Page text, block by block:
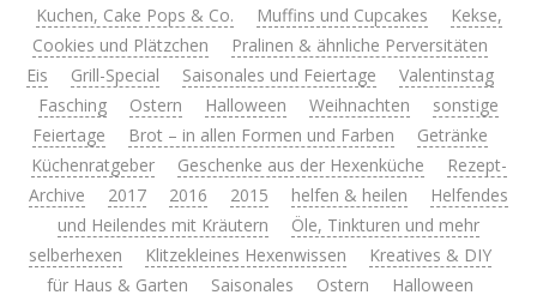
Kuchen, Cake Pops & Co.
Muffins und Cupcakes
Kekse,
Cookies und Plätzchen
Pralinen & ähnliche Perversitäten
Eis
Grill-Special Saisonales und Feiertage
Valentinstag
Fasching
Ostern Halloween Weihnachten
sonstige
Feiertage
Brot – in allen Formen und Farben
Getränke
Küchenratgeber
Geschenke aus der Hexenküche
Rezept-
Archive
2017 2016 2015 helfen & heilen
Helfendes
und Heilendes mit Kräutern
Öle, Tinkturen und mehr
selberhexen
Klitzekleines Hexenwissen
Kreatives & DIY
für Haus & Garten
Saisonales Ostern
Halloween